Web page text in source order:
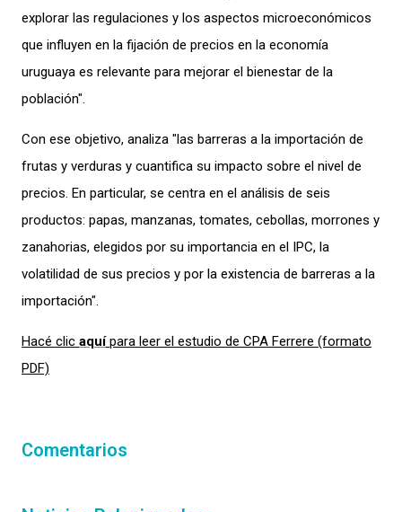
explorar las regulaciones y los aspectos microeconómicos
que influyen en la fijación de precios en la economía
uruguaya es relevante para mejorar el bienestar de la
población".
Con ese objetivo, analiza "las barreras a la importación de
frutas y verduras y cuantifica su impacto sobre el nivel de
precios. En particular, se centra en el análisis de seis
productos: papas, manzanas, tomates, cebollas, morrones y
zanahorias, elegidos por su importancia en el IPC, la
volatilidad de sus precios y por la existencia de barreras a la
importación".
Hacé clic aquípara leer el estudio de CPA Ferrere (formato
PDF)
Comentarios